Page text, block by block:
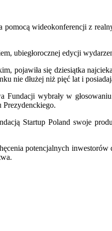
pomocą wideokonferencji z
ubiegłorocznej edycji
pojawiła się dziesiątka
nie dłużej niż pięć lat i
Fundacji wybrały w
Prezydenckiego.
Startup Poland swoje
potencjalnych